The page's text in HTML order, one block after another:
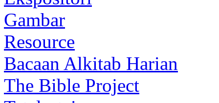
Gambar
Resource
Bacaan Alkitab Harian
The Bible Project